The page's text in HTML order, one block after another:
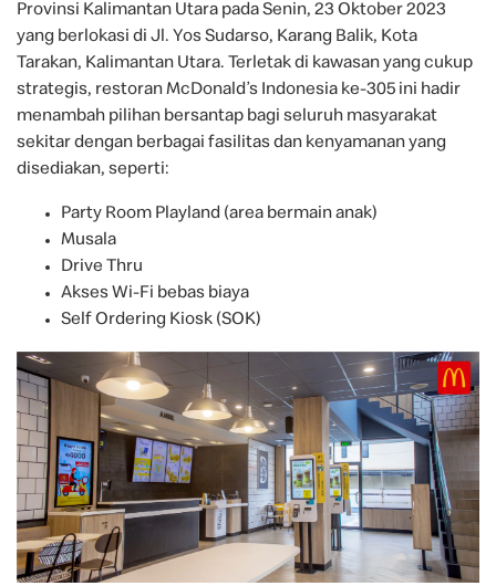
Provinsi Kalimantan Utara pada Senin, 23 Oktober 2023
yang berlokasi di Jl. Yos Sudarso, Karang Balik, Kota
Tarakan, Kalimantan Utara. Terletak di kawasan yang cukup
strategis, restoran McDonald’s Indonesia ke-305 ini hadir
menambah pilihan bersantap bagi seluruh masyarakat
sekitar dengan berbagai fasilitas dan kenyamanan yang
disediakan, seperti:
Party Room Playland (area bermain anak)
Musala
Drive Thru
Akses Wi-Fi bebas biaya
Self Ordering Kiosk (SOK)